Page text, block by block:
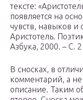
тексте:
появляется на
чувств, навыков и
Аристотель.
Азбука, 2000. – С.
В сносках, в
комментарий, а
описание. Таким